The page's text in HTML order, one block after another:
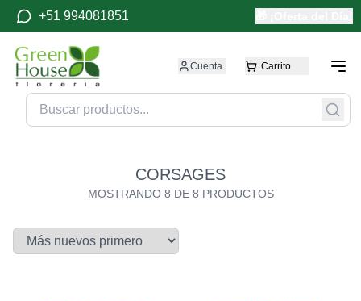
+51 994081851
Cuenta Carrito
CORSAGES
MOSTRANDO 8 DE 8 PRODUCTOS